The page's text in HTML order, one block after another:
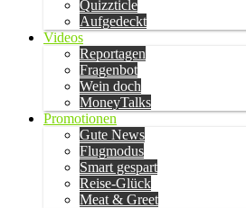
Quizzticle
Aufgedeckt
Videos
Reportagen
Fragenbot
Wein doch
MoneyTalks
Promotionen
Gute News
Flugmodus
Smart gespart
Reise-Glück
Meat & Greet